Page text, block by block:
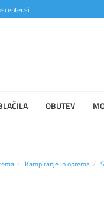
OBUTEV
Kampiranje in oprema